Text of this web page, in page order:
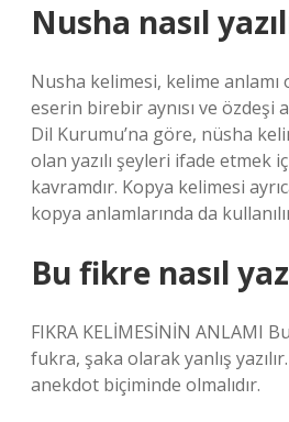
Nusha nasıl
Nusha kelimesi, kelime anlamı
eserin birebir aynısı ve özdeşi
Dil Kurumu’na göre, nüsha
olan yazılı şeyleri ifade etmek
kavramdır. Kopya kelimesi
kopya anlamlarında da
Bu fikre nasıl
FIKRA KELİMESİNİN ANLAMI
fukra, şaka olarak yanlış
anekdot biçiminde olmalıdır.